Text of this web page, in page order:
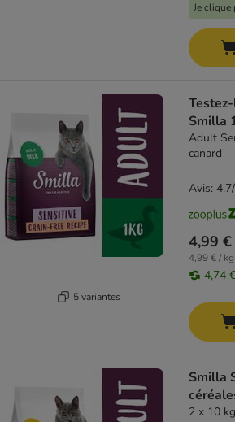
Je
5 variantes
Smilla
Adult
canard
4,99 €
4,99 € / kg
4,74 €
Avis:
Smilla
2 x 10 kg